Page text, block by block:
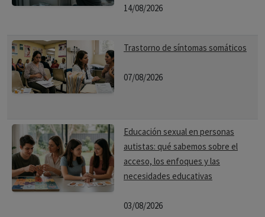
14/08/2026
Trastorno de síntomas somáticos
07/08/2026
Educación sexual en personas
autistas: qué sabemos sobre el
acceso, los enfoques y las
necesidades educativas
03/08/2026